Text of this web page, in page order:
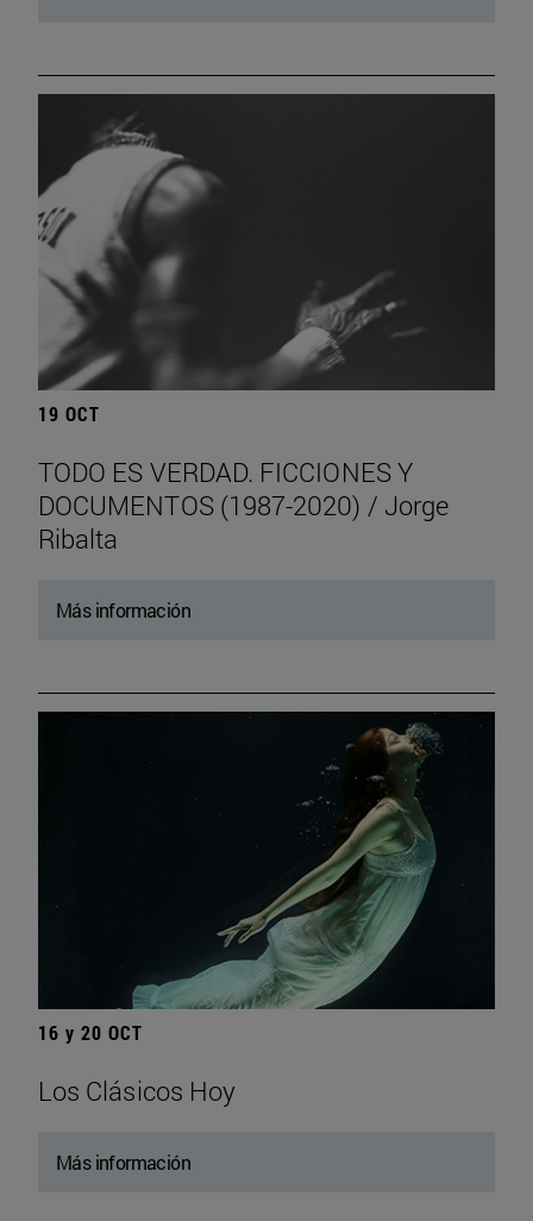
19 OCT
TODO ES VERDAD. FICCIONES Y
DOCUMENTOS (1987-2020) / Jorge
Ribalta
Más información
16 y 20 OCT
Los Clásicos Hoy
Más información